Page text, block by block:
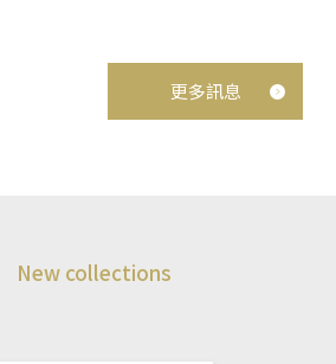
更多訊息
New collections